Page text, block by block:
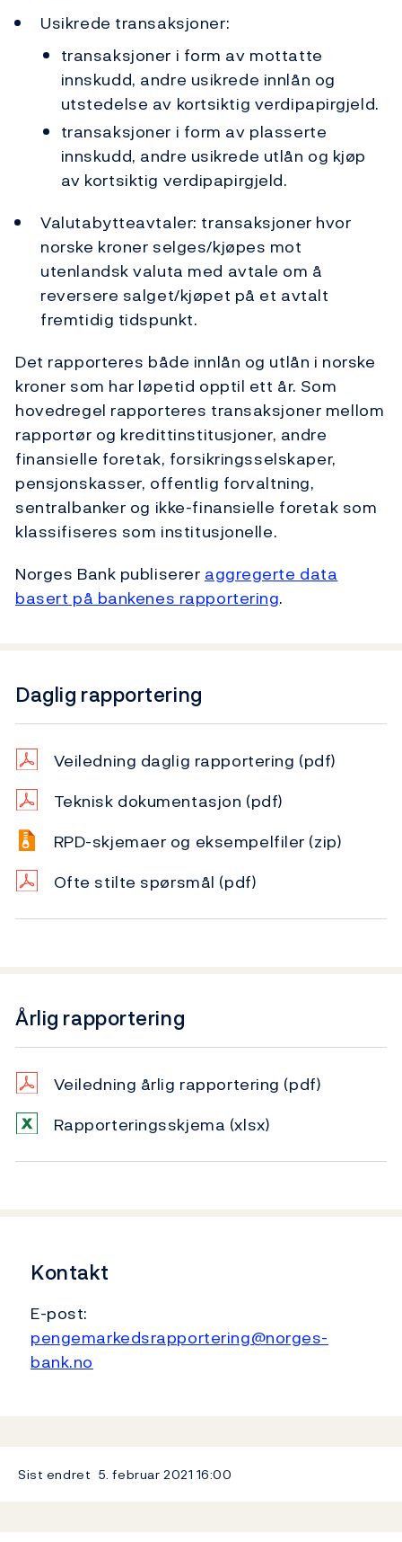
Usikrede transaksjoner:
transaksjoner i form av mottatte
innskudd, andre usikrede innlån og
utstedelse av kortsiktig verdipapirgjeld.
transaksjoner i form av plasserte
innskudd, andre usikrede utlån og kjøp
av kortsiktig verdipapirgjeld.
Valutabytteavtaler: transaksjoner hvor
norske kroner selges/kjøpes mot
utenlandsk valuta med avtale om å
reversere salget/kjøpet på et avtalt
fremtidig tidspunkt.
Det rapporteres både innlån og utlån i norske
kroner som har løpetid opptil ett år. Som
hovedregel rapporteres transaksjoner mellom
rapportør og kredittinstitusjoner, andre
finansielle foretak, forsikringsselskaper,
pensjonskasser, offentlig forvaltning,
sentralbanker og ikke-finansielle foretak som
klassifiseres som institusjonelle.
Norges Bank publiserer aggregerte data
basert på bankenes rapportering.
Daglig rapportering
Veiledning daglig rapportering (pdf)
Teknisk dokumentasjon (pdf)
RPD-skjemaer og eksempelfiler (zip)
Ofte stilte spørsmål (pdf)
Årlig rapportering
Veiledning årlig rapportering (pdf)
Rapporteringsskjema (xlsx)
Kontakt
E-post:
pengemarkedsrapportering@norges-
bank.no
Sist endret 5. februar 2021 16:00